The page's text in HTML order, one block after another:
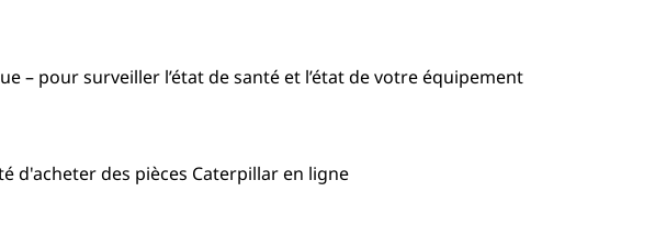
– pour surveiller l’état de santé et l’état de votre équipement
d'acheter des pièces Caterpillar en ligne